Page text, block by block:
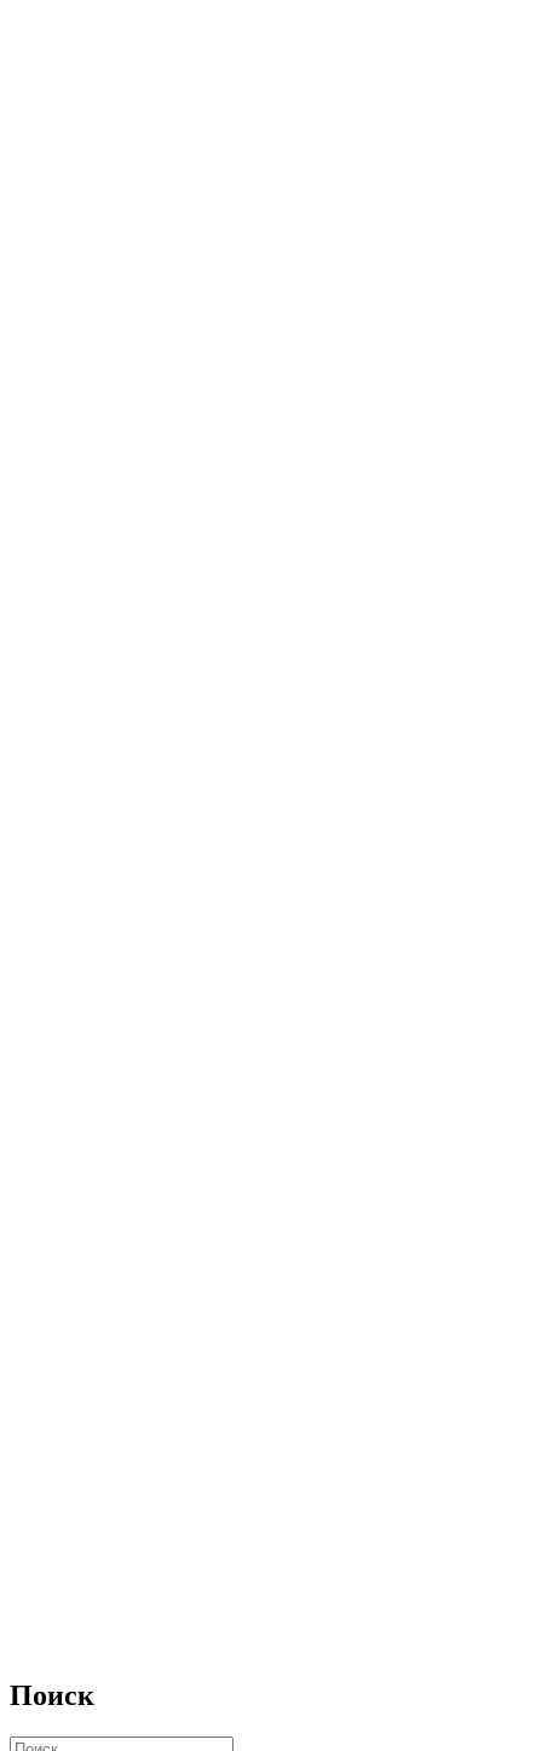
Поиск
Искать: